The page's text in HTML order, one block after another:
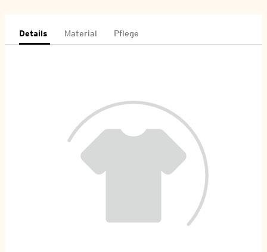
Details Material Pflege